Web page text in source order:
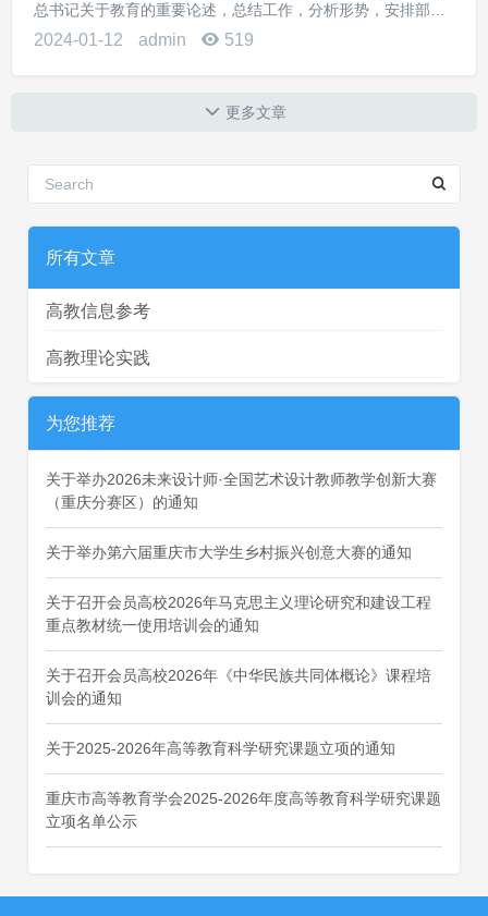
总书记关于教育的重要论述，总结工作，分析形势，安排部署
全年教育工作。中央教育工作领导小组秘书组组长、教育部党
2024-01-12 admin 519
更多文章
所有文章
高教信息参考
高教理论实践
为您推荐
关于举办2026未来设计师·全国艺术设计教师教学创新大赛
（重庆分赛区）的通知
关于举办第六届重庆市大学生乡村振兴创意大赛的通知
关于召开会员高校2026年马克思主义理论研究和建设工程
重点教材统一使用培训会的通知
关于召开会员高校2026年《中华民族共同体概论》课程培
训会的通知
关于2025-2026年高等教育科学研究课题立项的通知
重庆市高等教育学会2025-2026年度高等教育科学研究课题
立项名单公示